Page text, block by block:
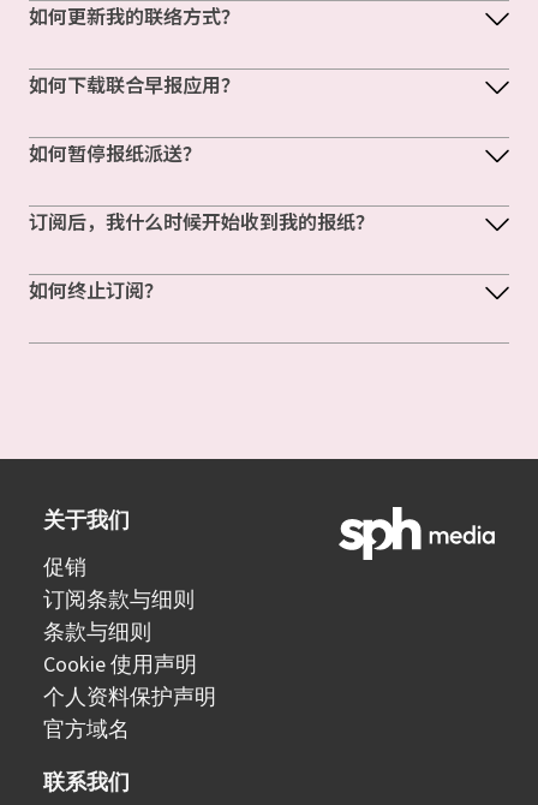
如何更新我的联络方式？
如何下载联合早报应用？
如何暂停报纸派送？
订阅后，我什么时候开始收到我的报纸？
如何终止订阅？
关于我们
促销
订阅条款与细则
条款与细则
Cookie 使用声明
个人资料保护声明
官方域名
联系我们